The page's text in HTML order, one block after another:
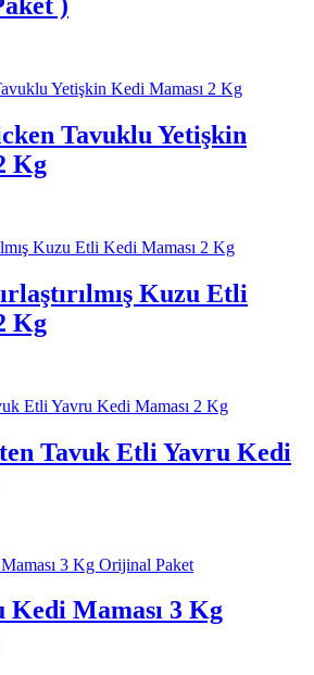
Tavuklu Yetişkin
Kg
Kuzu Etli
Kg
Tavuk Etli Yavru Kedi
Maması 3 Kg